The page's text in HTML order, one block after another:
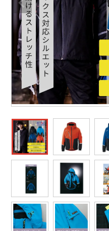
アウトドア・スポーツ
ワークスーツ
コンプレッションウェア
安全保護具
レインウェア・カッパ
ヤッケ
アウトドアウェアランキング
つなぎランキング
空調服ランキング
コンプレッションウェアラン
作業用ポロシャツランキング
作業用手袋ランキング
レインウェアランキング
クロダルマ
山田辰
おたふく手袋
住商モンブラン
GUSH FORCE
GDジャパン
シンメン
配達・営業作業服
自動車整備士作業服
DIY・日曜大工作業服
飲食店ユニフォーム
運送・倉庫作業服
清掃・ビルメンテ作業服
夜間・高視認性安全服